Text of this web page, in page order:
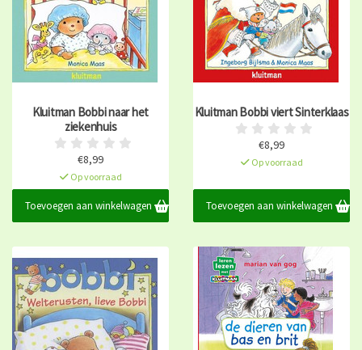
Kluitman Bobbi naar het
ziekenhuis
€8,99
Op voorraad
Toevoegen aan winkelwagen
Kluitman Bobbi viert Sinterklaas
€8,99
Op voorraad
Toevoegen aan winkelwagen